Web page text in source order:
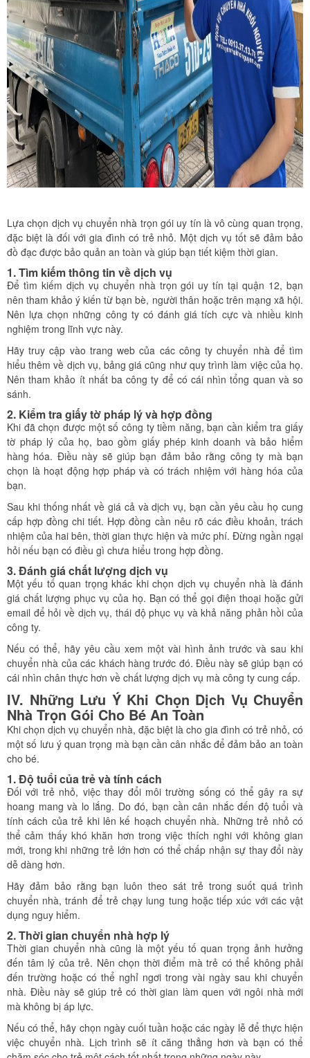
Lựa chọn dịch vụ chuyển nhà trọn gói uy tín là vô cùng quan trọng,
đặc biệt là đối với gia đình có trẻ nhỏ. Một dịch vụ tốt sẽ đảm bảo
đồ đạc được bảo quản an toàn và giúp bạn tiết kiệm thời gian.
1. Tìm kiếm thông tin về dịch vụ
Để tìm kiếm dịch vụ chuyển nhà trọn gói uy tín tại quận 12, bạn
nên tham khảo ý kiến từ bạn bè, người thân hoặc trên mạng xã hội.
Nên lựa chọn những công ty có đánh giá tích cực và nhiều kinh
nghiệm trong lĩnh vực này.
Hãy truy cập vào trang web của các công ty chuyển nhà để tìm
hiểu thêm về dịch vụ, bảng giá cũng như quy trình làm việc của họ.
Nên tham khảo ít nhất ba công ty để có cái nhìn tổng quan và so
sánh.
2. Kiểm tra giấy tờ pháp lý và hợp đồng
Khi đã chọn được một số công ty tiềm năng, bạn cần kiểm tra giấy
tờ pháp lý của họ, bao gồm giấy phép kinh doanh và bảo hiểm
hàng hóa. Điều này sẽ giúp bạn đảm bảo rằng công ty mà bạn
chọn là hoạt động hợp pháp và có trách nhiệm với hàng hóa của
bạn.
Sau khi thống nhất về giá cả và dịch vụ, bạn cần yêu cầu họ cung
cấp hợp đồng chi tiết. Hợp đồng cần nêu rõ các điều khoản, trách
nhiệm của hai bên, thời gian thực hiện và mức phí. Đừng ngần ngại
hỏi nếu bạn có điều gì chưa hiểu trong hợp đồng.
3. Đánh giá chất lượng dịch vụ
Một yếu tố quan trọng khác khi chọn dịch vụ chuyển nhà là đánh
giá chất lượng phục vụ của họ. Bạn có thể gọi điện thoại hoặc gửi
email để hỏi về dịch vụ, thái độ phục vụ và khả năng phản hồi của
công ty.
Nếu có thể, hãy yêu cầu xem một vài hình ảnh trước và sau khi
chuyển nhà của các khách hàng trước đó. Điều này sẽ giúp bạn có
cái nhìn chân thực hơn về chất lượng dịch vụ mà công ty cung cấp.
IV. Những Lưu Ý Khi Chọn Dịch Vụ Chuyển
Nhà Trọn Gói Cho Bé An Toàn
Khi chọn dịch vụ chuyển nhà, đặc biệt là cho gia đình có trẻ nhỏ, có
một số lưu ý quan trọng mà bạn cần cân nhắc để đảm bảo an toàn
cho bé.
1. Độ tuổi của trẻ và tính cách
Đối với trẻ nhỏ, việc thay đổi môi trường sống có thể gây ra sự
hoang mang và lo lắng. Do đó, bạn cần cân nhắc đến độ tuổi và
tính cách của trẻ khi lên kế hoạch chuyển nhà. Những trẻ nhỏ có
thể cảm thấy khó khăn hơn trong việc thích nghi với không gian
mới, trong khi những trẻ lớn hơn có thể chấp nhận sự thay đổi này
dễ dàng hơn.
Hãy đảm bảo rằng bạn luôn theo sát trẻ trong suốt quá trình
chuyển nhà, tránh để trẻ chạy lung tung hoặc tiếp xúc với các vật
dụng nguy hiểm.
2. Thời gian chuyển nhà hợp lý
Thời gian chuyển nhà cũng là một yếu tố quan trọng ảnh hưởng
đến tâm lý của trẻ. Nên chọn thời điểm mà trẻ có thể không phải
đến trường hoặc có thể nghỉ ngơi trong vài ngày sau khi chuyển
nhà. Điều này sẽ giúp trẻ có thời gian làm quen với ngôi nhà mới
mà không bị áp lực.
Nếu có thể, hãy chọn ngày cuối tuần hoặc các ngày lễ để thực hiện
việc chuyển nhà. Lịch trình sẽ ít căng thẳng hơn và bạn có thể